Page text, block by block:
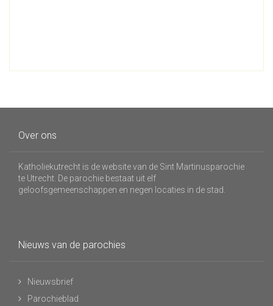
Over ons
Katholiekutrecht is de website van de Sint Martinusparochie
te Utrecht. De parochie bestaat uit elf
geloofsgemeenschappen en negen locaties in de stad.
Nieuws van de parochies
Nieuwsbrief
Parochieblad